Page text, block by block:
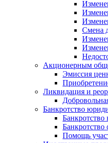
Смена
Акционерным
Эмиссия
Ликвидация и
Банкротство
Банкротство
Помощь